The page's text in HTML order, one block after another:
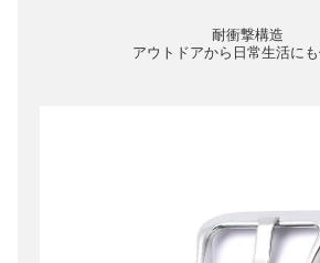
耐衝撃構造
アウトドアから日常生活に